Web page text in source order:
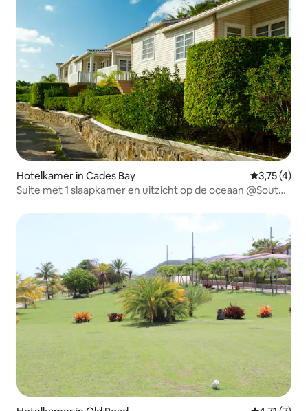
Hotelkamer in Cades Bay
3,75 (4)
Suite met 1 slaapkamer en uitzicht op de oceaan @South